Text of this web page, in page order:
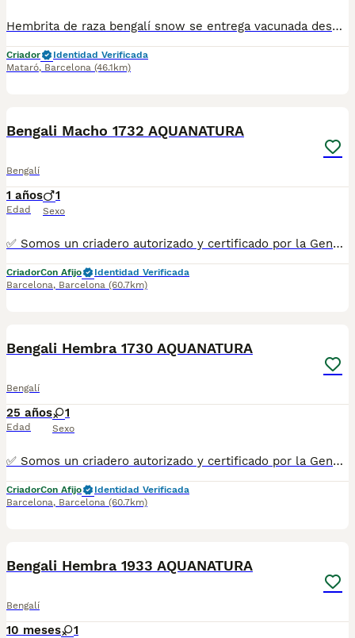
Hembrita de raza bengalí snow se entrega vacunada desparasitado con microchip de padre y madre bengali
Criador
Identidad Verificada
Mataró, Barcelona (46.1km)
Bengali Macho 1732 AQUANATURA
Bengalí
1 años
Edad
1
Sexo
✅ Somos un criadero autorizado y certificado por la Generalitat de Catalunya bajo el número de Núcleo Zoológico G25/00314. PARA MÁS INFORMACIÓN: ☎️ 933095977 📱 685878504 / 674320847 💻 Más fotos y vídeos en nuestra web www.aquanatura.es 🚙 Hacemos envíos 📌 Calle Roger de Flor 45, muy cerca del Arc de Triomf de Barcelona, de Lunes a Sábados. Se entregan con la mayoría de sus vacunas, desparasitados interna y externamente, con microchip y su registro, cartilla sanitaria y contrato de garantías, documentación legal y factura. AQUANATURA
CriadorCon Afijo
Identidad Verificada
Barcelona, Barcelona (60.7km)
Bengali Hembra 1730 AQUANATURA
Bengalí
25 años
Edad
1
Sexo
✅ Somos un criadero autorizado y certificado por la Generalitat de Catalunya bajo el número de Núcleo Zoológico G25/00314. PARA MÁS INFORMACIÓN: ☎️ 933095977 📱 685878504 / 674320847 💻 Más fotos y vídeos en nuestra web www.aquanatura.es 🚙 Hacemos envíos 📌 Calle Roger de Flor 45, muy cerca del Arc de Triomf de Barcelona, de Lunes a Sábados. Se entregan con la mayoría de sus vacunas, desparasitados interna y externamente, con microchip y su registro, cartilla sanitaria y contrato de garantías, documentación legal y factura. AQUANATURA
CriadorCon Afijo
Identidad Verificada
Barcelona, Barcelona (60.7km)
Bengali Hembra 1933 AQUANATURA
Bengalí
10 meses 1